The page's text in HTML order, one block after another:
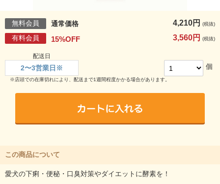
無料会員 通常価格 4,210円 (税抜)
有料会員 15%OFF 3,560円 (税抜)
配送日
2〜3営業日※ 個
※店頭での在庫切れにより、配送まで1週間程度かかる場合があります。
この商品について
愛犬の下痢・便秘・口臭対策やダイエットに酵素を！